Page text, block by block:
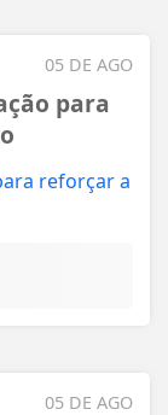
05 DE AGO
para
05 DE AGO